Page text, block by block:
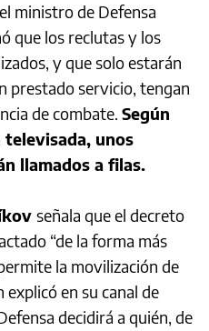
ministro de Defensa
que los reclutas y los
y que solo estarán
prestado servicio, tengan
de combate. Según
unos
llamados a filas.
señala que el decreto
“de la forma más
la movilización de
en su canal de
decidirá a quién, de